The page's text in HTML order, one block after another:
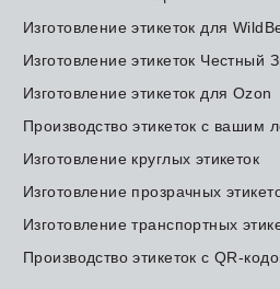
Изготовление этикеток для
Изготовление этикеток Честный
Изготовление этикеток для Ozon
Производство этикеток с вашим
Изготовление круглых этикеток
Изготовление прозрачных
Изготовление транспортных
Производство этикеток с QR-